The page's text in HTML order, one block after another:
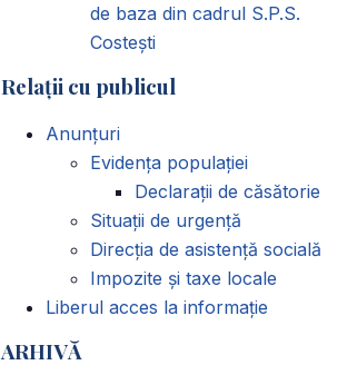
de baza din cadrul S.P.S.
Costești
Relații cu publicul
Anunțuri
Evidența populației
Declarații de căsătorie
Situații de urgență
Direcția de asistență socială
Impozite și taxe locale
Liberul acces la informație
ARHIVĂ